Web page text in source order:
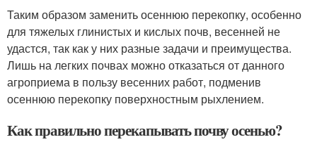
Таким образом заменить осеннюю перекопку, особенно
для тяжелых глинистых и кислых почв, весенней не
удастся, так как у них разные задачи и преимущества.
Лишь на легких почвах можно отказаться от данного
агроприема в пользу весенних работ, подменив
осеннюю перекопку поверхностным рыхлением.
Как правильно перекапывать почву осенью?